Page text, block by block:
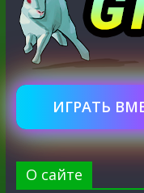
ИГРАТЬ
О сайте